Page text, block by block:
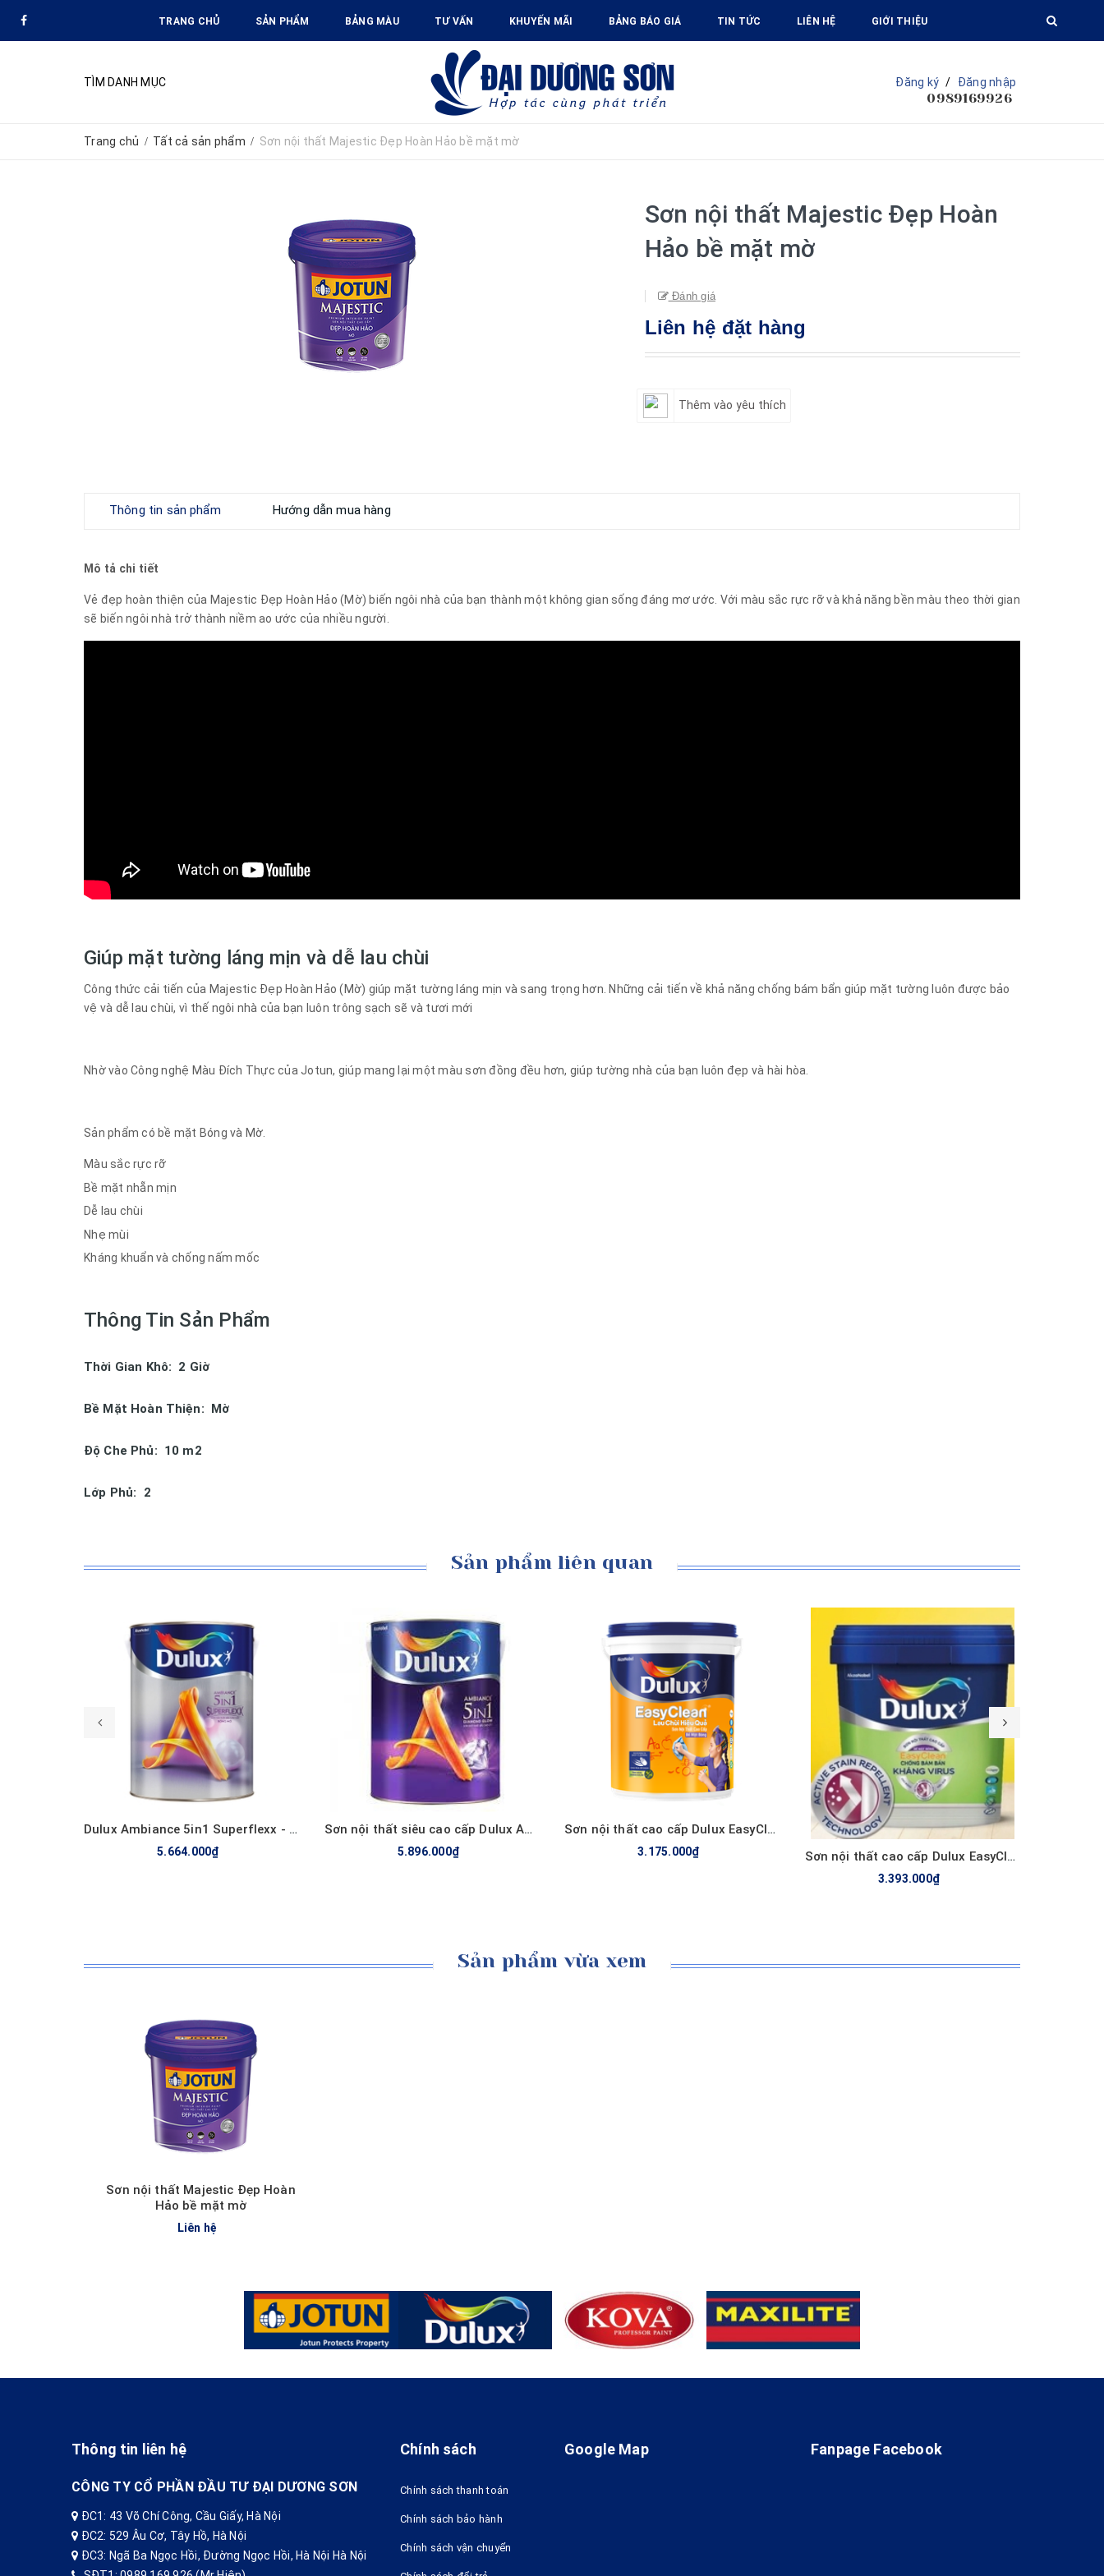
TRANG CHỦ SẢN PHẨM BẢNG MÀU TƯ VẤN KHUYẾN MÃI BẢNG BÁO GIÁ TIN TỨC LIÊN HỆ GIỚI THIỆU
TÌM DANH MỤC Đăng ký / Đăng nhập
0989169926
Trang chủ / Tất cả sản phẩm / Sơn nội thất Majestic Đẹp Hoàn Hảo bề mặt mờ
Sơn nội thất Majestic Đẹp Hoàn
Hảo bề mặt mờ
Đánh giá
Liên hệ đặt hàng
Thêm vào yêu thích
Thông tin sản phẩm Hướng dẫn mua hàng
Mô tả chi tiết
Vẻ đẹp hoàn thiện của Majestic Đẹp Hoàn Hảo (Mờ) biến ngôi nhà của bạn thành một không gian sống đáng mơ ước. Với màu sắc rực rỡ và khả năng bền màu theo thời gian
sẽ biến ngôi nhà trở thành niềm ao ước của nhiều người.
Giúp mặt tường láng mịn và dễ lau chùi
Công thức cải tiến của Majestic Đẹp Hoàn Hảo (Mờ) giúp mặt tường láng mịn và sang trọng hơn. Những cải tiến về khả năng chống bám bẩn giúp mặt tường luôn được bảo
vệ và dễ lau chùi, vì thế ngôi nhà của bạn luôn trông sạch sẽ và tươi mới
Nhờ vào Công nghệ Màu Đích Thực của Jotun, giúp mang lại một màu sơn đồng đều hơn, giúp tường nhà của bạn luôn đẹp và hài hòa.
Sản phẩm có bề mặt Bóng và Mờ.
Màu sắc rực rỡ
Bề mặt nhẵn mịn
Dễ lau chùi
Nhẹ mùi
Kháng khuẩn và chống nấm mốc
Thông Tin Sản Phẩm
Thời Gian Khô: 2 Giờ
Bề Mặt Hoàn Thiện: Mờ
Độ Che Phủ: 10 m2
Lớp Phủ: 2
Sản phẩm liên quan
Mua hàng
Xem nhanh
Dulux Ambiance 5in1 Superflexx - Bóng Mờ
5.664.000₫
Mua hàng
Xem nhanh
Sơn nội thất siêu cao cấp Dulux Ambiance 5 IN 1 Diamond Glow Siêu Bóng - 66AB
5.896.000₫
Mua hàng
Xem nhanh
Sơn nội thất cao cấp Dulux EasyClean lau chùi hiệu quả bề mặt bóng - A991B
3.175.000₫
Mua hàng
Xem nhanh
Sơn nội thất cao cấp Dulux EasyClean chống bám bẩn, kháng Virus E017B,
3.393.000₫
Sản phẩm vừa xem
Sơn nội thất Majestic Đẹp Hoàn
Hảo bề mặt mờ
Liên hệ
Thông tin liên hệ
CÔNG TY CỔ PHẦN ĐẦU TƯ ĐẠI DƯƠNG SƠN
ĐC1: 43 Võ Chí Công, Cầu Giấy, Hà Nội
ĐC2: 529 Âu Cơ, Tây Hồ, Hà Nội
ĐC3: Ngã Ba Ngọc Hồi, Đường Ngọc Hồi, Hà Nội Hà Nội
Chính sách
Chính sách thanh toán
Chính sách bảo hành
Chính sách vận chuyển
Google Map Fanpage Facebook